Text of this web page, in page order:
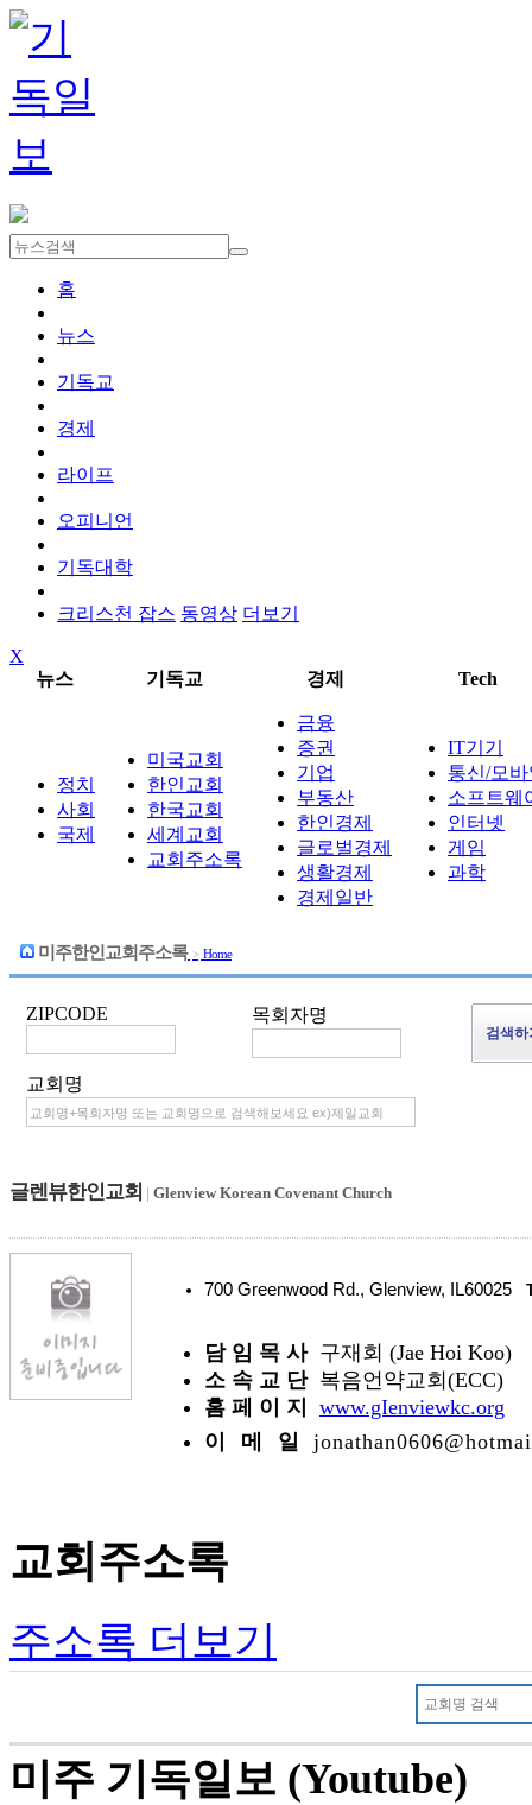
홈
뉴스
기독교
경제
라이프
오피니언
기독대학
크리스천 잡스 동영상 더보기
X
뉴스
기독교 경제 Tech
정치
사회
국제
미국교회
한인교회
한국교회
세계교회
교회주소록
금융
증권
기업
부동산
한인경제
글로벌경제
생활경제
경제일반
IT기기
통신/모
소프트웨
인터넷
게임
과학
미주한인교회주소록 > Home
ZIPCODE 목회자명
교회명
글렌뷰한인교회 | Glenview Korean Covenant Church
700 Greenwood Rd., Glenview, IL60025
담 임 목 사 구재회 (Jae Hoi Koo)
소 속 교 단 복음언약교회(ECC)
홈 페 이 지
www.gIenviewkc.org
이 메 일
교회주소록
주소록 더보기
미주 기독일보 (Youtube)